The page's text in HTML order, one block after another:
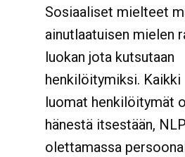
Sosiaaliset mielteet
ainutlaatuisen mielen
luokan jota kutsutaan
henkilöitymiksi. Kaikki
luomat henkilöitymät
hänestä itsestään,
olettamassa